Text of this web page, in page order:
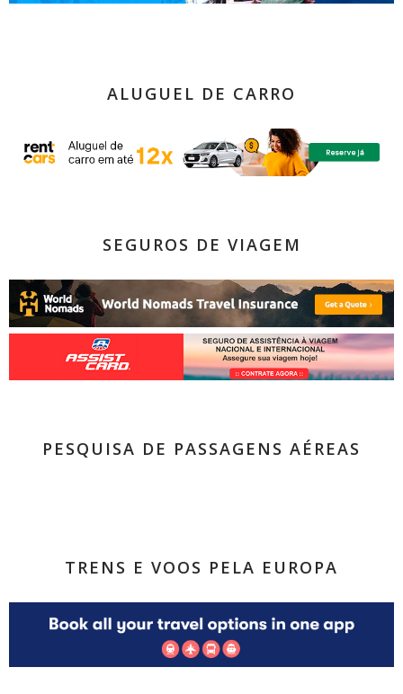
ALUGUEL DE CARRO
SEGUROS DE VIAGEM
PESQUISA DE PASSAGENS AÉREAS
TRENS E VOOS PELA EUROPA